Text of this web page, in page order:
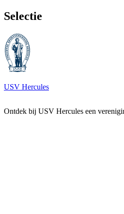
Selectie
Footer
USV Hercules
Ontdek bij USV Hercules een